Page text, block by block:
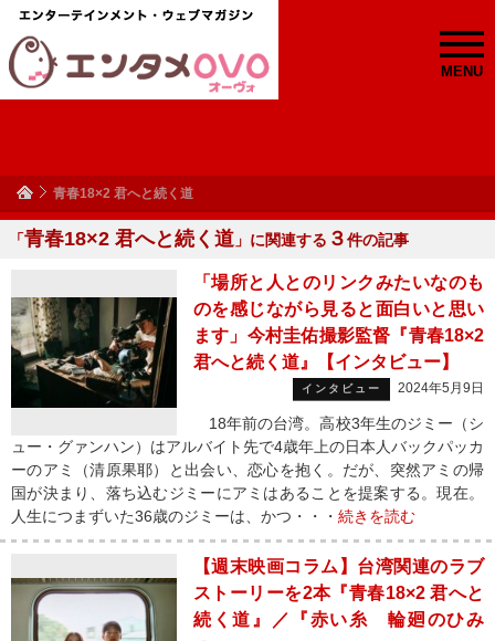
MENU
青春18×2 君へと続く道
「青春18×2 君へと続く道 」に関連する ３件の記事
「場所と人とのリンクみたいなのも
のを感じながら見ると面白いと思い
ます」今村圭佑撮影監督『青春18×2
君へと続く道』【インタビュー】
インタビュー 2024年5月9日
18年前の台湾。高校3年生のジミー（シ
ュー・グァンハン）はアルバイト先で4歳年上の日本人バックパッカ
ーのアミ（清原果耶）と出会い、恋心を抱く。だが、突然アミの帰
国が決まり、落ち込むジミーにアミはあることを提案する。現在。
人生につまずいた36歳のジミーは、かつ・・・ 続きを読む
【週末映画コラム】台湾関連のラブ
ストーリーを2本『青春18×2 君へと
続く道』／『赤い糸 輪廻のひみ